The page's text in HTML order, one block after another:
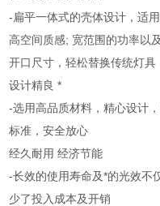
-扁平一体式的壳体设计，适
高空间质感; 宽范围的功率以
开口尺寸，轻松替换传统灯具
设计精良 *
-选用高品质材料，精心设计
标准，安全放心
经久耐用 经济节能
-长效的使用寿命及*的光效不
少了投入成本及开销